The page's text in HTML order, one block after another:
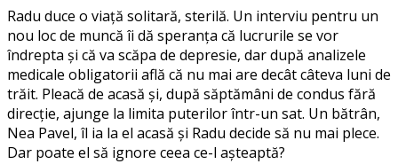
Radu duce o viaţă solitară, sterilă. Un interviu pentru un
nou loc de muncă îi dă speranţa că lucrurile se vor
îndrepta şi că va scăpa de depresie, dar după analizele
medicale obligatorii află că nu mai are decât câteva luni de
trăit. Pleacă de acasă şi, după săptămâni de condus fără
direcţie, ajunge la limita puterilor într-un sat. Un bătrân,
Nea Pavel, îl ia la el acasă şi Radu decide să nu mai plece.
Dar poate el să ignore ceea ce-l aşteaptă?